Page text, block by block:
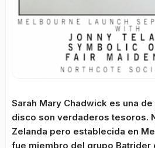
Sarah Mary Chadwick es una
disco son verdaderos tesoros.
Zelanda pero establecida en
fue miembro del grupo Batrider